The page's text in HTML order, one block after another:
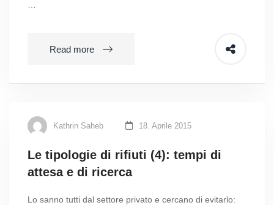
Read more
Kathrin Saheb 18. Aprile 2015
Le tipologie di rifiuti (4): tempi di
attesa e di ricerca
Lo sanno tutti dal settore privato e cercano di evitarlo: